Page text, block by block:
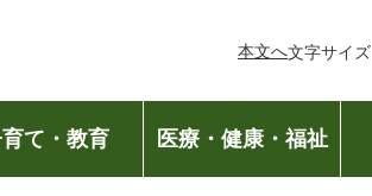
本文へ文字サイズ
て・教育 医療・健康・福祉